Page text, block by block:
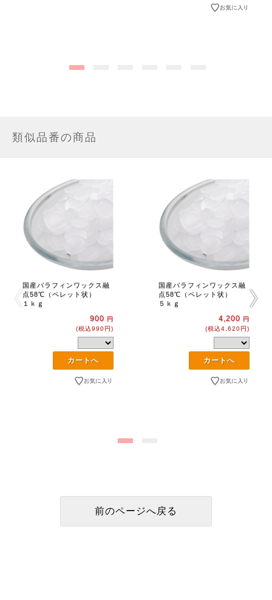
類似品番の商品
国産パラフィンワックス融
点58℃（ペレット状）
１ｋｇ
900 円
(税込990円)
国産パラフィンワックス融
点58℃（ペレット状）
５ｋｇ
4,200 円
(税込4,620円)